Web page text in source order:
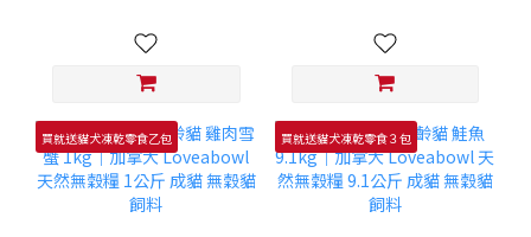
買就送貓犬凍乾零食乙包 買就送貓犬凍乾零食３包